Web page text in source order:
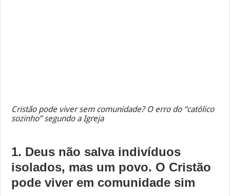
Cristão pode viver sem comunidade? O erro do “católico
sozinho” segundo a Igreja
1. Deus não salva indivíduos
isolados, mas um povo. O Cristão
pode viver em comunidade sim